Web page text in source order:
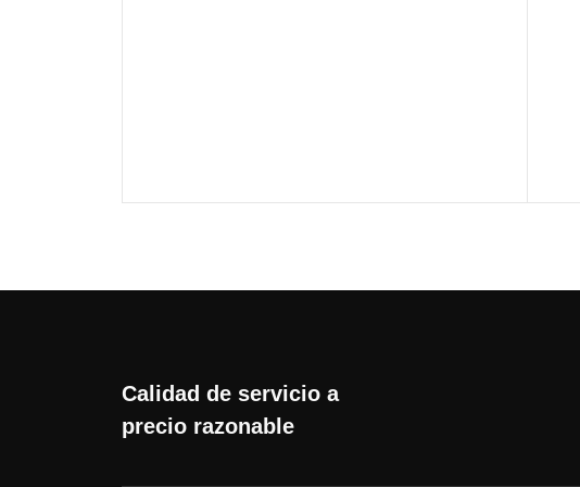
Calidad de servicio a
precio razonable